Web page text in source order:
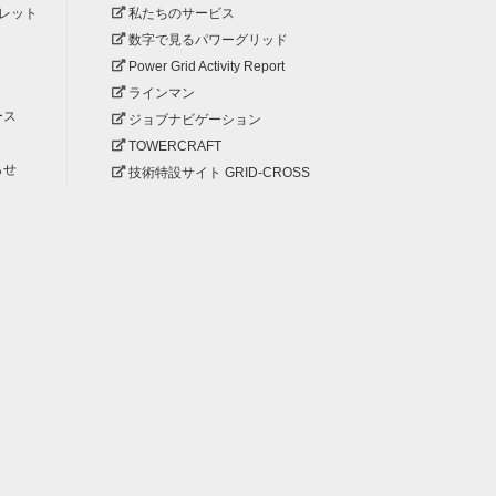
ット
ス
せ
私たちのサービス
数字で見るパワーグリッド
Power Grid Activity Report
ラインマン
ジョブナビゲーション
TOWERCRAFT
技術特設サイト GRID-CROSS